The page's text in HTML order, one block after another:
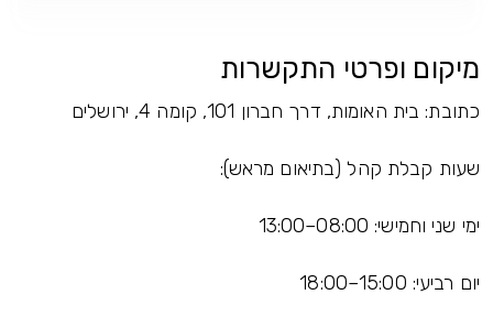
מיקום ופרטי התקשרות
כתובת: בית האומות, דרך חברון 101, קומה 4, ירושלים
שעות קבלת קהל (בתיאום מראש):
ימי שני וחמישי: 08:00–13:00
יום רביעי: 15:00–18:00